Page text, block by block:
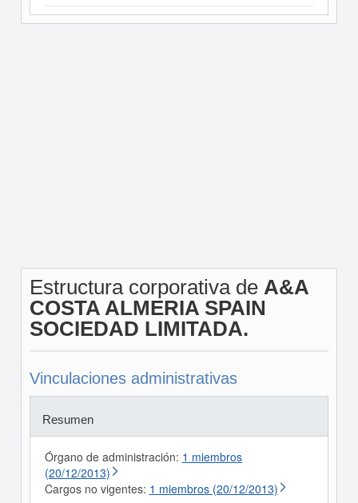
Estructura corporativa de A&A
COSTA ALMERIA SPAIN
SOCIEDAD LIMITADA.
Vinculaciones administrativas
Resumen
Órgano de administración: 1 miembros
(20/12/2013)
Cargos no vigentes: 1 miembros (20/12/2013)